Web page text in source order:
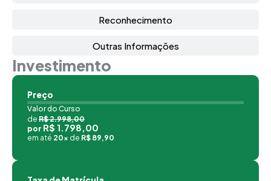
Reconhecimento
Outras Informações
Investimento
Preço
Valor do Curso
de R$ 2.998,00
por R$ 1.798,00
em até 20x de R$ 89,90